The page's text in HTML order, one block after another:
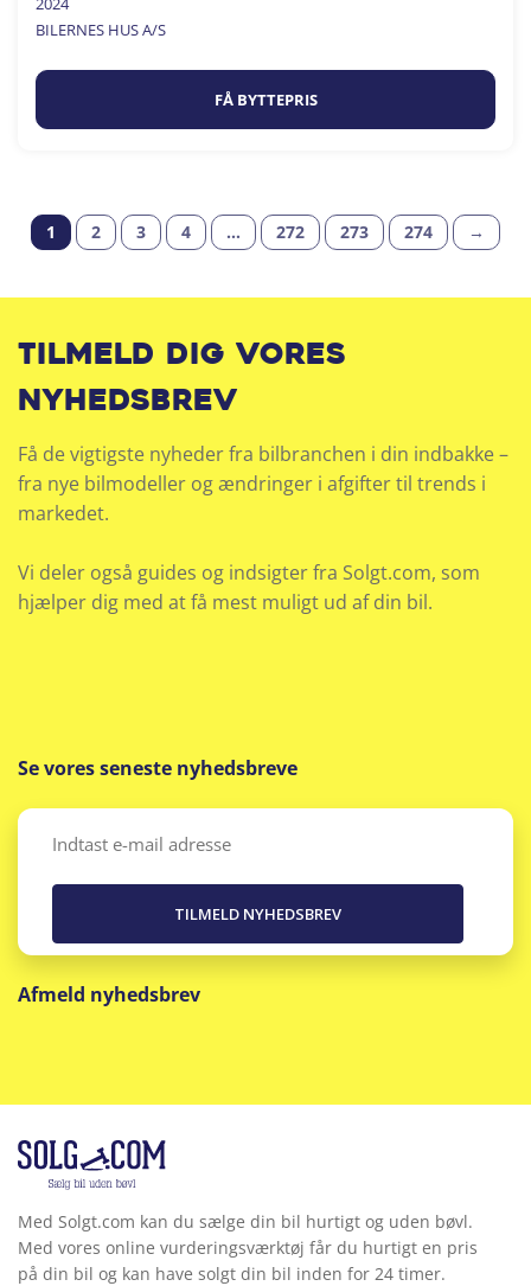
BILERNES HUS A/S
FÅ BYTTEPRIS
1 2 3 4 … 272 273 274 →
Tilmeld dig vores
nyhedsbrev
Få de vigtigste nyheder fra bilbranchen i din indbakke –
fra nye bilmodeller og ændringer i afgifter til trends i
markedet.
Vi deler også guides og indsigter fra Solgt.com, som
hjælper dig med at få mest muligt ud af din bil.
Se vores seneste nyhedsbreve
Email
Afmeld nyhedsbrev
Med Solgt.com kan du sælge din bil hurtigt og uden bøvl.
Med vores online vurderingsværktøj får du hurtigt en pris
på din bil og kan have solgt din bil inden for 24 timer.